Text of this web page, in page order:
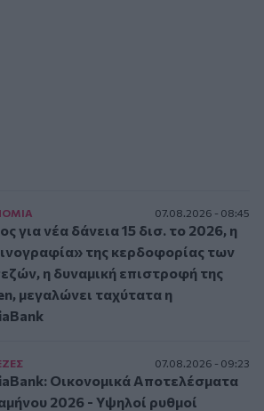
07.08.2026 - 08:45
για νέα δάνεια 15 δισ. το 2026, η
της κερδοφορίας των
η δυναμική επιστροφή της
μεγαλώνει ταχύτατα η
07.08.2026 - 09:23
Οικονομικά Αποτελέσματα
2026 - Υψηλοί ρυθμοί